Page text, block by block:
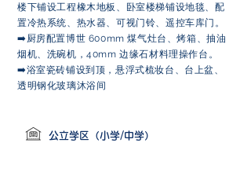
楼下铺设工程橡木地板、卧室楼梯铺设地毯、配
置冷热系统、热水器、可视门铃、遥控车库门。
➡️厨房配置博世 600mm 煤气灶台、烤箱、抽油
烟机、洗碗机，40mm 边缘石材料理操作台。
➡️浴室瓷砖铺设到顶，悬浮式梳妆台、台上盆、
透明钢化玻璃沐浴间
公立学区（小学/中学）